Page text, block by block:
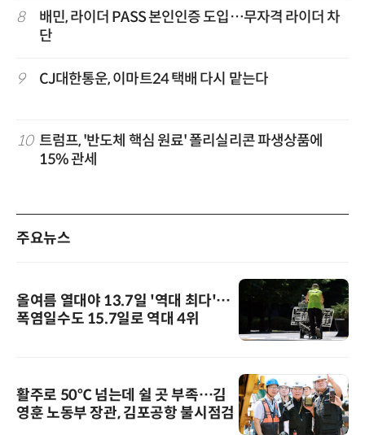
8
배민, 라이더 PASS 본인인증 도입…무자격 라이더 차
단
9 CJ대한통운, 이마트24 택배 다시 맡는다
10 트럼프, '반도체 핵심 원료' 폴리실리콘 파생상품에
15% 관세
주요뉴스
올여름 열대야 13.7일 '역대 최다'…
폭염일수도 15.7일로 역대 4위
활주로 50℃ 넘는데 쉴 곳 부족…김
영훈 노동부 장관, 김포공항 불시점검